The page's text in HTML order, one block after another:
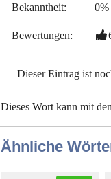
Bekanntheit: 0%
Bewertungen:
Dieser Eintrag ist
Dieses Wort kann mit
Ähnliche